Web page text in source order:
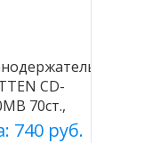
CD-
70ст.,
магнит.
740 руб.